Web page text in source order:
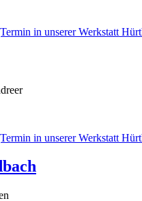
in unserer Werkstatt
in unserer Werkstatt